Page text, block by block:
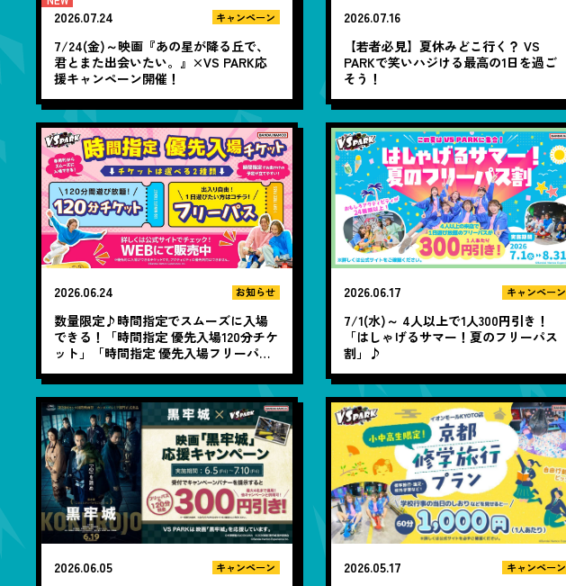
2026.07.24 キャンペーン
7/24(金)～映画『あの星が降る丘で、
君とまた出会いたい。』×VS PARK応
援キャンペーン開催！
2026.07.16
【若者必見】夏休みどこ行く？ VS
PARKで笑いハジける最高の1日を過ご
そう！
2026.06.24 お知らせ
数量限定♪時間指定でスムーズに入場
できる！「時間指定 優先入場120分チケ
ット」「時間指定 優先入場フリーパ
ス」WEBにて販売！
2026.06.17 キャンペーン
7/1(水)～ 4人以上で1人300円引き！
「はしゃげるサマー！夏のフリーパス
割」♪
2026.06.05 キャンペーン 2026.05.17 キャンペーン